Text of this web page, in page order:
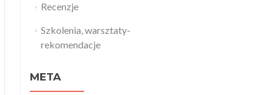
Recenzje
Szkolenia, warsztaty-
rekomendacje
META